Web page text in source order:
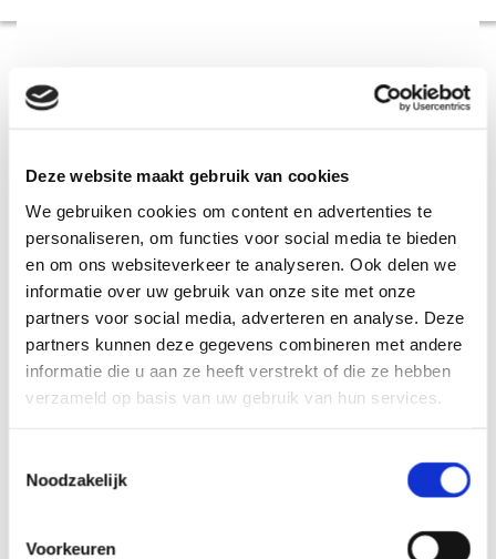
Deze website maakt gebruik van cookies
We gebruiken cookies om content en advertenties te
personaliseren, om functies voor social media te bieden
en om ons websiteverkeer te analyseren. Ook delen we
informatie over uw gebruik van onze site met onze
partners voor social media, adverteren en analyse. Deze
partners kunnen deze gegevens combineren met andere
informatie die u aan ze heeft verstrekt of die ze hebben
verzameld op basis van uw gebruik van hun services.
Noodzakelijk
Voorkeuren
16/06/2020
Toegangscontrole Paxton
toegangscontrolesysteem dat voorzien is van een Paxton
gebruikt worden (met een Compact kaart- of tag ), als